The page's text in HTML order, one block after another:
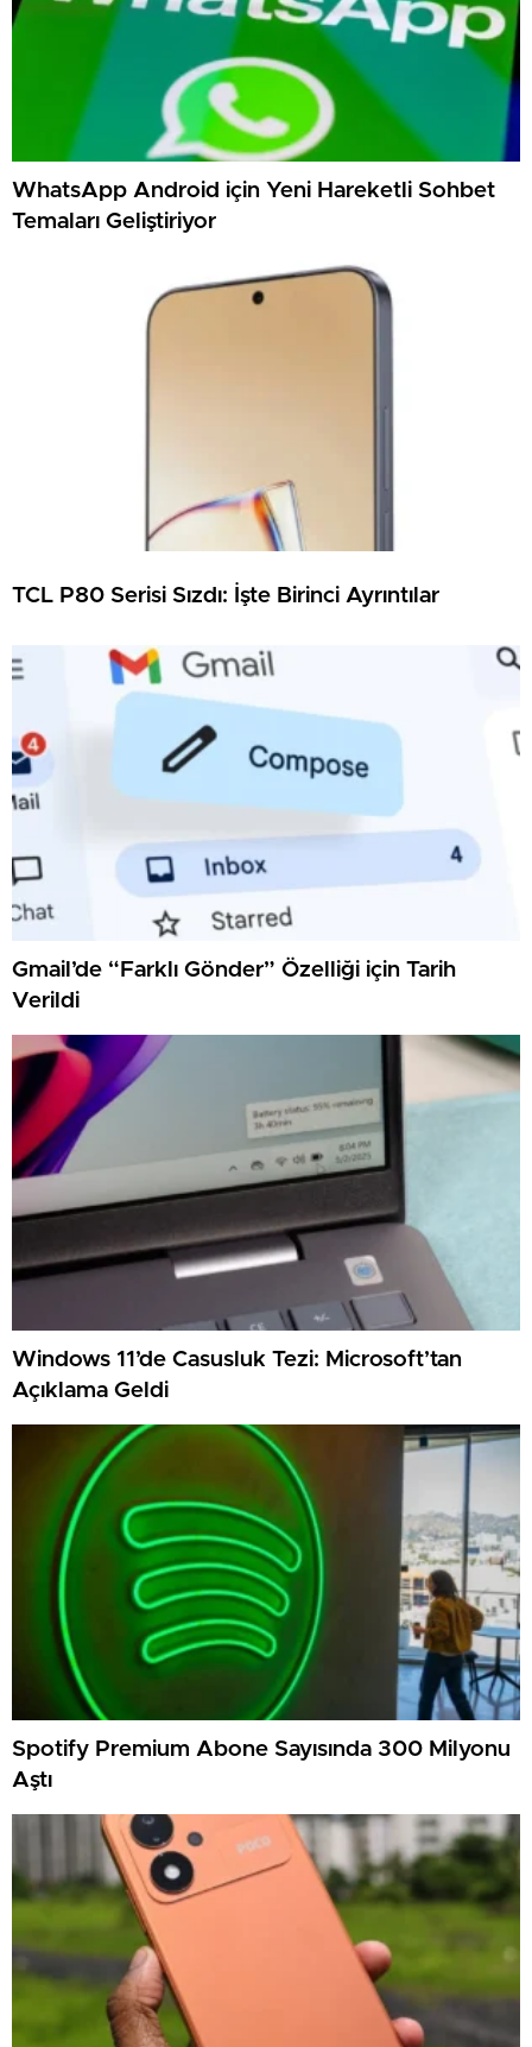
WhatsApp Android için Yeni Hareketli Sohbet
Temaları Geliştiriyor
TCL P80 Serisi Sızdı: İşte Birinci Ayrıntılar
Gmail’de “Farklı Gönder” Özelliği için Tarih
Verildi
Windows 11’de Casusluk Tezi: Microsoft’tan
Açıklama Geldi
Spotify Premium Abone Sayısında 300 Milyonu
Aştı